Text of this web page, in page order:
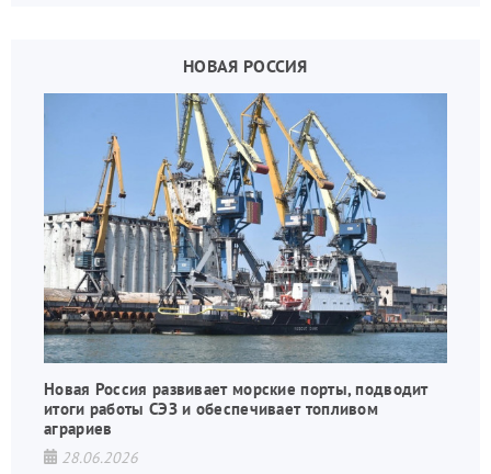
НОВАЯ РОССИЯ
Новая Россия развивает морские порты, подводит
итоги работы СЭЗ и обеспечивает топливом
аграриев
28.06.2026